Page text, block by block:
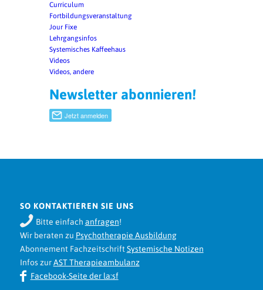
Curriculum
Fortbildungsveranstaltung
Jour Fixe
Lehrgangsinfos
Systemisches Kaffeehaus
Videos
Videos, andere
Newsletter abonnieren!
SO KONTAKTIEREN SIE UNS
Bitte einfach anfragen!
Wir beraten zu Psychotherapie Ausbildung
Abonnement Fachzeitschrift Systemische Notizen
Infos zurAST Therapieambulanz
Facebook-Seite der la:sf